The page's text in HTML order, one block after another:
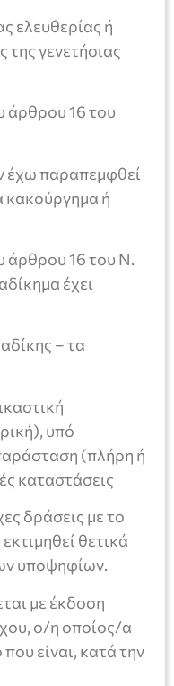
ελευθερίας ή
της γενετήσιας
άρθρου 16 του
έχω παραπεμφθεί
κακούργημα ή
άρθρου 16 του Ν.
έχει
– τα
υπό
(πλήρη ή
καταστάσεις
δράσεις με το
θετικά
υποψηφίων.
με έκδοση
ο/η οποίος/α
είναι, κατά την